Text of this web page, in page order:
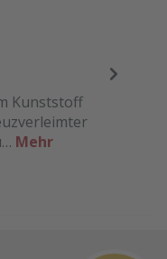
Kunststoff
Mehr